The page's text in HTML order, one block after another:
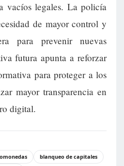
vacíos legales. La policía
de mayor control y
para prevenir nuevas
futura apunta a reforzar
para proteger a los
mayor transparencia en
digital.
blanqueo de capitales